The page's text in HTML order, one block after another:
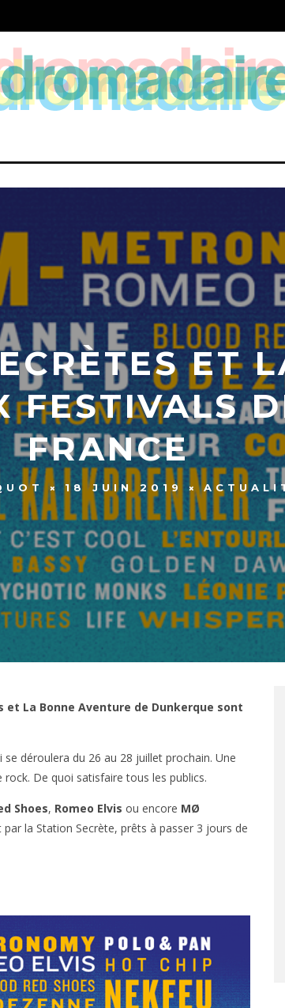
ET
FESTIVALS
FRANCE
18 JUIN 2019
et La Bonne Aventure de Dunkerque sont
se déroulera du 26 au 28 juillet prochain. Une
De quoi satisfaire tous les publics.
Shoes, Romeo Elvis ou encore MØ
la Station Secrète, prêts à passer 3 jours de